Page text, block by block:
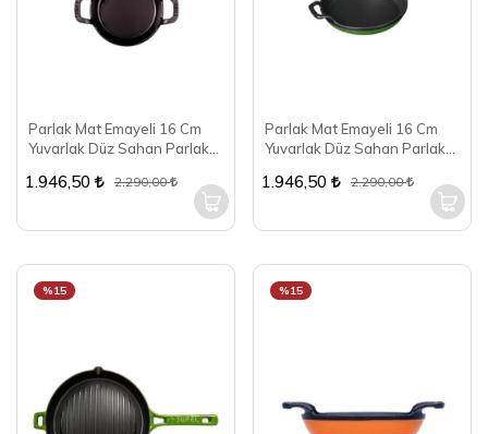
Parlak Mat Emayeli 16 Cm
Yuvarlak Düz Sahan Parlak
1.946,50 2.290,00
Parlak Mat Emayeli 16 Cm
Yuvarlak Düz Sahan Parlak
1.946,50 2.290,00
%15 %15